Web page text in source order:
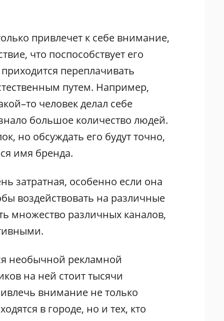
привлечет к себе внимание,
что поспособствует его
переплачивать
путем. Например,
человек делал себе
большое количество людей.
но обсуждать его будут точно,
имя бренда.
затратная, особенно если она
воздействовать на различные
множество различных каналов,
необычной рекламной
на ней стоит тысячи
внимание не только
в городе, но и тех, кто